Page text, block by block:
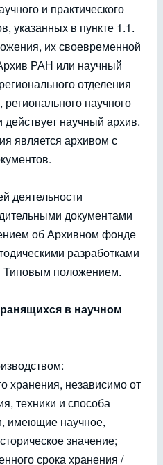
и практического
указанных в пункте 1.1.
их своевременной
РАН или научный
отделения
научного
научный архив.
является архивом с
деятельности
документами
об Архивном фонде
разработками
положением.
в научном
хранения, независимо от
техники и способа
имеющие научное,
значение;
срока хранения /